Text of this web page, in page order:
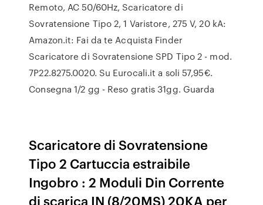
Remoto, AC 50/60Hz, Scaricatore di
Sovratensione Tipo 2, 1 Varistore, 275 V, 20 kA:
Amazon.it: Fai da te Acquista Finder
Scaricatore di Sovratensione SPD Tipo 2 - mod.
7P22.8275.0020. Su Eurocali.it a soli 57,95€.
Consegna 1/2 gg - Reso gratis 31gg. Guarda
Scaricatore di Sovratensione
Tipo 2 Cartuccia estraibile
Ingobro : 2 Moduli Din Corrente
di scarica IN (8/20MS) 20KA per